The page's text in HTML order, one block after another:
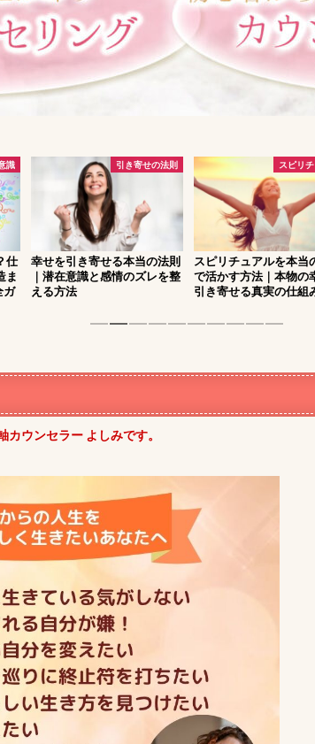
識
仕
ま
ガ
引き寄せの法則
幸せを引き寄せる本当の法則
｜潜在意識と感情のズレを整
える方法
スピリ
スピリチュアルを本当
で活かす方法｜本物の
引き寄せる真実の仕組
ウンセラー よしみです。